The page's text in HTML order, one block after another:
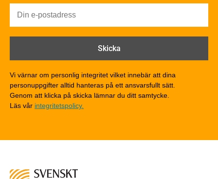
Brandförlopp i byggnader
Brandklasser för material och konstruktioner
Träkonstruktioners brandmotstånd
Detaljlösningar
Träytors brandegenskaper
Tekniska byten med sprinkler
Riskvärdering i flervåningsbostadshus
Miljöeffekter
Vi värnar om personlig integritet vilket innebär att dina
personuppgifter alltid hanteras på ett ansvarsfullt sätt.
Genom att klicka på skicka lämnar du ditt samtycke.
Läs vår integritetspolicy.